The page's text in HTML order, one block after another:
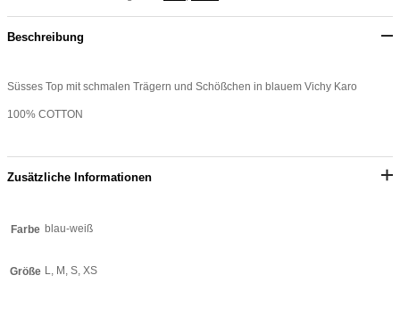
Beschreibung
Süsses Top mit schmalen Trägern und Schößchen in blauem Vichy Karo
100% COTTON
Zusätzliche Informationen
Farbe blau-weiß
Größe L, M, S, XS